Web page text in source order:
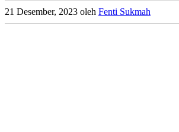
21 Desember, 2023 oleh Fenti Sukmah